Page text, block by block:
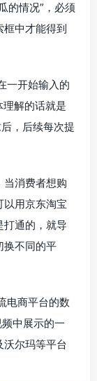
的情况”，必须
中才能得到
一开始输入的
解的话就是
，后续每次提
当消费者想购
以用京东淘宝
打通的，就导
换不同的平
电商平台的数
中展示的一
沃尔玛等平台